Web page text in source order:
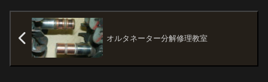
オルタネーター分解修理教室